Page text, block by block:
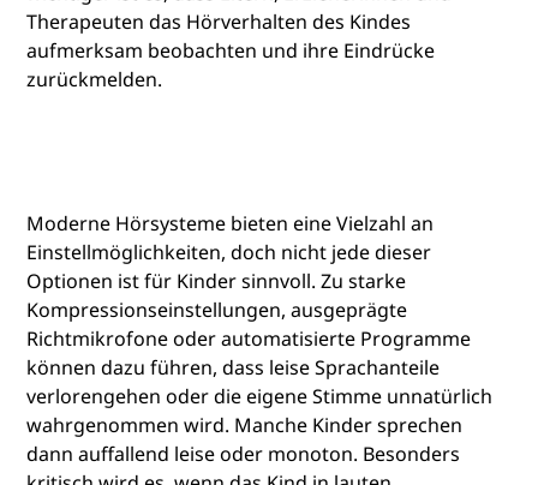
Therapeuten das Hörverhalten des Kindes
aufmerksam beobachten und ihre Eindrücke
zurückmelden.
Moderne Hörsysteme bieten eine Vielzahl an
Einstellmöglichkeiten, doch nicht jede dieser
Optionen ist für Kinder sinnvoll. Zu starke
Kompressionseinstellungen, ausgeprägte
Richtmikrofone oder automatisierte Programme
können dazu führen, dass leise Sprachanteile
verlorengehen oder die eigene Stimme unnatürlich
wahrgenommen wird. Manche Kinder sprechen
dann auffallend leise oder monoton. Besonders